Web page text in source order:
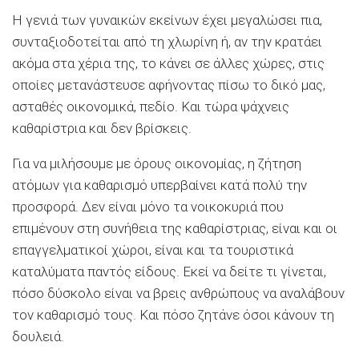
Η γενιά των γυναικών εκείνων έχει μεγαλώσει πια,
συνταξιοδοτείται από τη χλωρίνη ή, αν την κρατάει
ακόμα στα χέρια της, το κάνει σε άλλες χώρες, στις
οποίες μετανάστευσε αφήνοντας πίσω το δικό μας,
ασταθές οικονομικά, πεδίο. Και τώρα ψάχνεις
καθαρίστρια και δεν βρίσκεις.
Για να μιλήσουμε με όρους οικονομίας, η ζήτηση
ατόμων για καθαρισμό υπερβαίνει κατά πολύ την
προσφορά. Δεν είναι μόνο τα νοικοκυριά που
επιμένουν στη συνήθεια της καθαρίστριας, είναι και οι
επαγγελματικοί χώροι, είναι και τα τουριστικά
καταλύματα παντός είδους. Εκεί να δείτε τι γίνεται,
πόσο δύσκολο είναι να βρεις ανθρώπους να αναλάβουν
τον καθαρισμό τους. Και πόσο ζητάνε όσοι κάνουν τη
δουλειά.